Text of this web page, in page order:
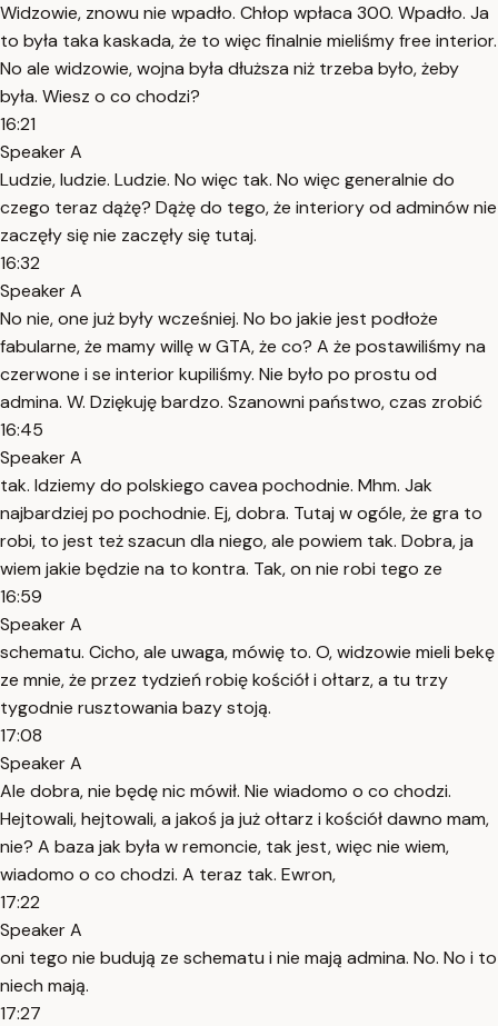
Widzowie, znowu nie wpadło. Chłop wpłaca 300. Wpadło. Ja
to była taka kaskada, że to więc finalnie mieliśmy free interior.
No ale widzowie, wojna była dłuższa niż trzeba było, żeby
była. Wiesz o co chodzi?
16:21
Speaker A
Ludzie, ludzie. Ludzie. No więc tak. No więc generalnie do
czego teraz dążę? Dążę do tego, że interiory od adminów nie
zaczęły się nie zaczęły się tutaj.
16:32
Speaker A
No nie, one już były wcześniej. No bo jakie jest podłoże
fabularne, że mamy willę w GTA, że co? A że postawiliśmy na
czerwone i se interior kupiliśmy. Nie było po prostu od
admina. W. Dziękuję bardzo. Szanowni państwo, czas zrobić
16:45
Speaker A
tak. Idziemy do polskiego cavea pochodnie. Mhm. Jak
najbardziej po pochodnie. Ej, dobra. Tutaj w ogóle, że gra to
robi, to jest też szacun dla niego, ale powiem tak. Dobra, ja
wiem jakie będzie na to kontra. Tak, on nie robi tego ze
16:59
Speaker A
schematu. Cicho, ale uwaga, mówię to. O, widzowie mieli bekę
ze mnie, że przez tydzień robię kościół i ołtarz, a tu trzy
tygodnie rusztowania bazy stoją.
17:08
Speaker A
Ale dobra, nie będę nic mówił. Nie wiadomo o co chodzi.
Hejtowali, hejtowali, a jakoś ja już ołtarz i kościół dawno mam,
nie? A baza jak była w remoncie, tak jest, więc nie wiem,
wiadomo o co chodzi. A teraz tak. Ewron,
17:22
Speaker A
oni tego nie budują ze schematu i nie mają admina. No. No i to
niech mają.
17:27